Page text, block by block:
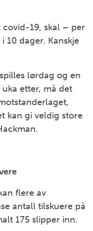
covid-19, skal – per
10 dager. Kanskje
lørdag og en
etter, må det
kan gi veldig store
flere av
antall tilskuere på
175 slipper inn.